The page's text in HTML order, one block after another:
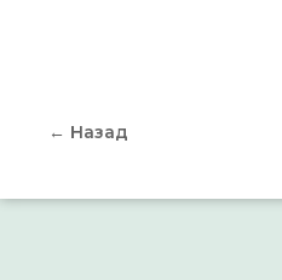
← Назад